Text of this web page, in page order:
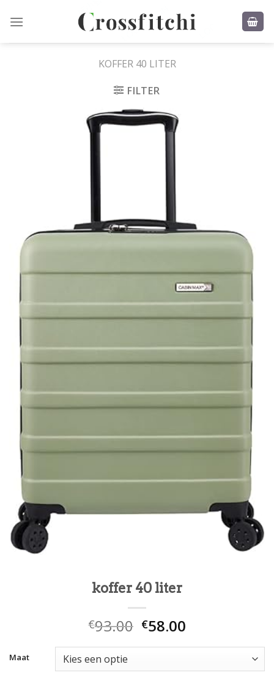
KOFFER 40 LITER
FILTER
koffer 40 liter
€93.00 €58.00
Maat